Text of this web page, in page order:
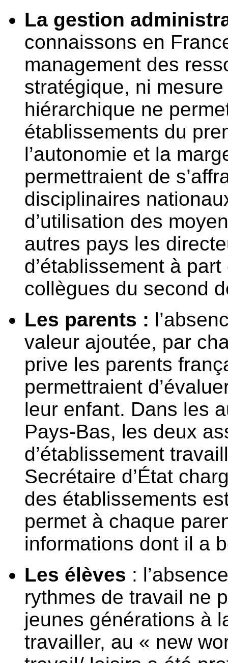
La gestion
connaissons en
management des
stratégique, ni
hiérarchique ne
établissements du
l’autonomie et la
permettraient de
disciplinaires
d’utilisation des
autres pays les
d’établissement à
collègues du second
Les parents :
valeur ajoutée, par
prive les parents
permettraient
leur enfant. Dans les
Pays-Bas, les deux
d’établissement
Secrétaire d’État
des établissements
permet à chaque
informations dont il a
Les élèves :
rythmes de travail ne
jeunes générations à
travailler, au « new